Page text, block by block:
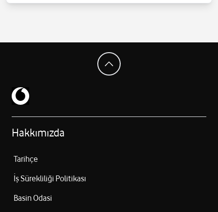
Hakkımızda
Tarihçe
İş Sürekliliği Politikası
Basin Odasi